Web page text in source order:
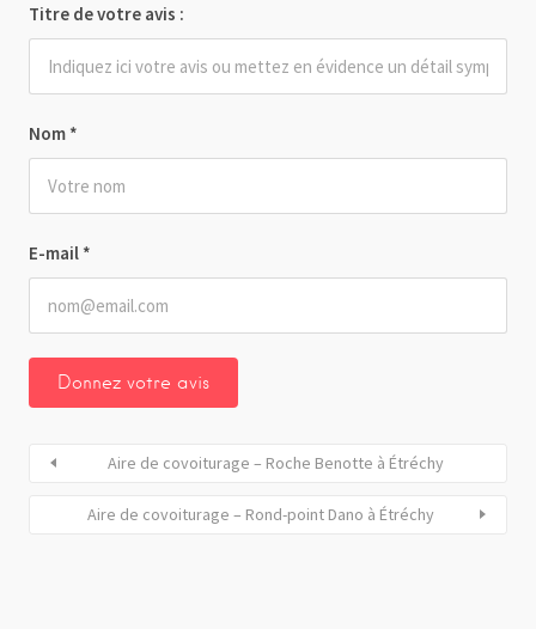
Nom *
E-mail *
Titre de votre avis :
Aire de covoiturage – Roche Benotte à Étréchy
Aire de covoiturage – Rond-point Dano à Étréchy